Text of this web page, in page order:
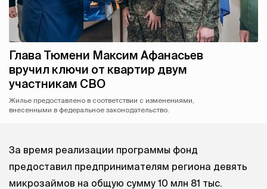
Глава Тюмени Максим Афанасьев
вручил ключи от квартир двум
участникам СВО
Жилье предоставлено в соответствии с изменениями,
внесенными в федеральное законодательство.
За время реализации программы фонд
предоставил предпринимателям региона девять
микрозаймов на общую сумму 10 млн 81 тыс.